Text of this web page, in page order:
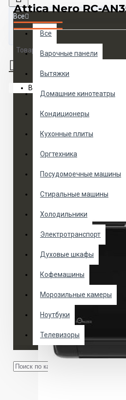
Все
Все
Варочные панели
Вытяжки
Домашние кинотеатры
Кондиционеры
Кухонные плиты
Оргтехника
Посудомоечные машины
Стиральные машины
Холодильники
Электротранспорт
Духовые шкафы
Кофемашины
Морозильные камеры
Ноутбуки
Телевизоры
Товаров 0 (0 руб.)
Ваша корзина пуста!
Attica Nero RC-